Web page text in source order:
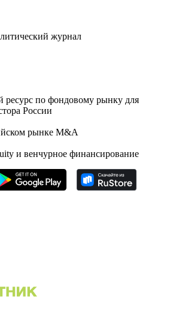
журнал
ресурс по фондовому рынку для
России
рынке M&A
и венчурное финансирование